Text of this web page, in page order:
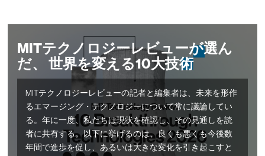
MITテクノロジーレビューが選ん
だ、 世界を変える10大技術
MITテクノロジーレビューの記者と編集者は、未来を形作
るエマージング・テクノロジーについて常に議論してい
る。年に一度、私たちは現状を確認し、その見通しを読
者に共有する。以下に挙げるのは、良くも悪くも今後数
年間で進歩を促し、あるいは大きな変化を引き起こすと